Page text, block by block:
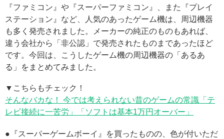
『ファミコン』や『スーパーファミコン』、また『プレイ
ステーション』など、人気のあったゲーム機は、周辺機器
も多く発売されました。メーカーの純正のものもあれば、
違う会社から「非公認」で発売されたものまであったほど
です。今回は、こうしたゲーム機の周辺機器の「あるあ
る」をまとめてみました。
▼こちらもチェック！
そんなバカな！ 今では考えられない昔のゲームの常識「テ
レビ接続に一苦労」「ソフトは基本1万円オーバー」
●『スーパーゲームボーイ』を買ったものの、色が付いただ